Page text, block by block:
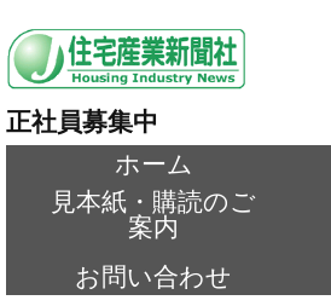
正社員募集中
ホーム
見本紙・購読のご
案内
お問い合わせ